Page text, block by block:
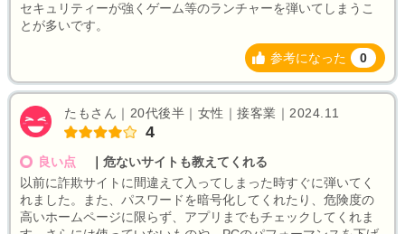
セキュリティーが強くゲーム等のランチャーを弾いてしまうこ
とが多いです。
参考になった 0
たもさん｜20代後半｜女性｜接客業｜2024.11
4
良い点
危ないサイトも教えてくれる
以前に詐欺サイトに間違えて入ってしまった時すぐに弾いてく
れました。また、パスワードを暗号化してくれたり、危険度の
高いホームページに限らず、アプリまでもチェックしてくれま